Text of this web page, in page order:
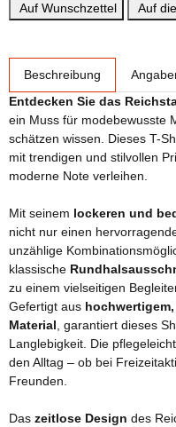
Auf Wunschzettel
Auf
Beschreibung
Entdecken Sie das
ein Muss für modebewusste
schätzen wissen. Dieses T-
mit trendigen und stilvollen
moderne Note verleihen.
Mit seinem lockeren und
nicht nur einen
unzählige
klassische
zu einem vielseitigen
Gefertigt aus
Material , garantiert dieses
Langlebigkeit. Die
den Alltag – ob bei
Freunden.
Das zeitlose Design des